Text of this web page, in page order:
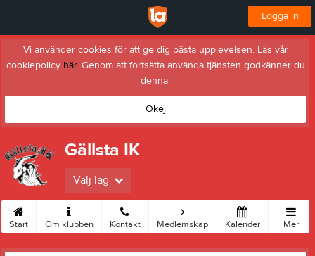
Logga in
Vi använder cookies för att ge dig bästa upplevelsen. Läs vår
cookiepolicy här. Genom att fortsätta använda tjänsten godkänner du
denna.
Okej
Gällsta IK
Välj lag
Start Om klubben Kontakt Medlemskap Kalender Mer